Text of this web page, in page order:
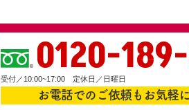
0120-
受付／10:00~17:00 定休日／日曜日
お電話でのご依頼もお気軽